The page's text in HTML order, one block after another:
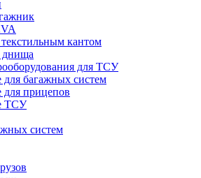
кантом
днища
для ТСУ
багажных систем
прицепов
ТСУ
систем